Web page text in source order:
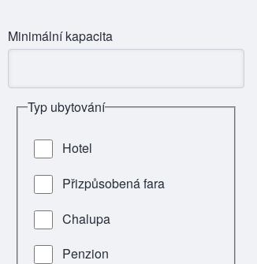
Minimální kapacita
Typ ubytování
Hotel
Přizpůsobená fara
Chalupa
Penzion